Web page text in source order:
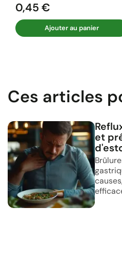
Prix
0,45 €
Ajouter au panier
Ces articles
et